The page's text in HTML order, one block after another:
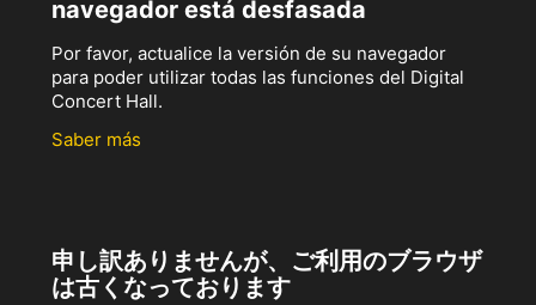
navegador está desfasada
Por favor, actualice la versión de su navegador
para poder utilizar todas las funciones del Digital
Concert Hall.
Saber más
申し訳ありませんが、ご利用のブラウザ
は古くなっております